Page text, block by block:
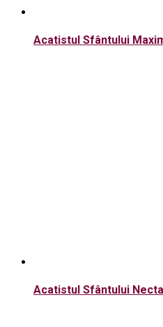
Acatistul Sfântului
Acatistul Sfântului